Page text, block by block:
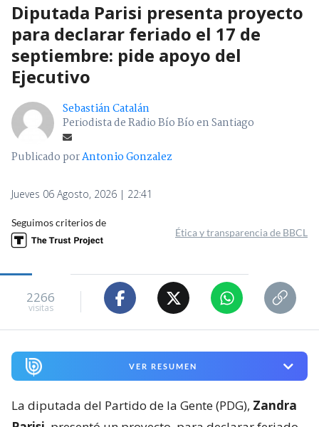
Diputada Parisi presenta proyecto
para declarar feriado el 17 de
septiembre: pide apoyo del
Ejecutivo
Sebastián Catalán
Periodista de Radio Bío Bío en Santiago
Publicado porAntonio Gonzalez
Jueves 06 Agosto, 2026 | 22:41
Seguimos criterios de
Ética y transparencia de BBCL
2266
visitas
VER RESUMEN
La diputada del Partido de la Gente (PDG), Zandra